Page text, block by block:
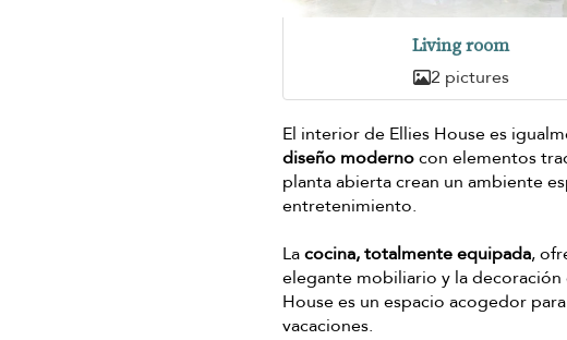
Living room
2 pictures
El interior de Ellies House es
diseño modernocon elementos
planta abierta crean un ambiente
entretenimiento.
Lacocina, totalmente equipada,
elegante mobiliario y la
House es un espacio acogedor
vacaciones.